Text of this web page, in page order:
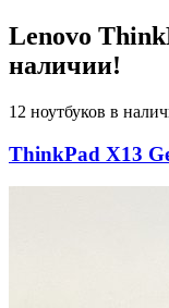
Lenovo
наличии!
12 ноутбуков в
ThinkPad X13